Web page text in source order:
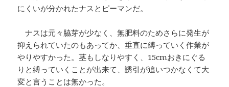
にくいが分かれたナスとピーマンだ。
ナスは元々脇芽が少なく、無肥料のためさらに発生が
抑えられていたのもあってか、垂直に縛っていく作業が
やりやすかった。茎もしなりやすく、15cmおきにぐる
りと縛っていくことが出来て、誘引が追いつかなくて大
変と言うことは無かった。